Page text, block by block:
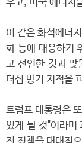
우고, 미국 에너지
이 같은 화석에너
화 등에 대응하기
고 선언한 것과 맞
더십 방기 지적을
트럼프 대통령은
있게 될 것"이라며